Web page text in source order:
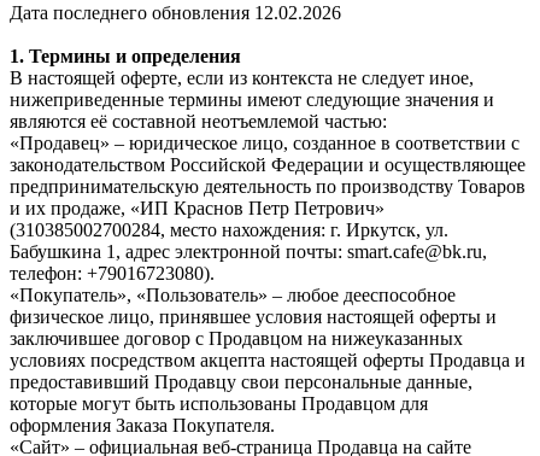
Дата последнего обновления 12.02.2026
1. Термины и определения
В настоящей оферте, если из контекста не следует иное,
нижеприведенные термины имеют следующие значения и
являются её составной неотъемлемой частью:
«Продавец» – юридическое лицо, созданное в соответствии с
законодательством Российской Федерации и осуществляющее
предпринимательскую деятельность по производству Товаров
и их продаже, «ИП Краснов Петр Петрович»
(310385002700284, место нахождения: г. Иркутск, ул.
Бабушкина 1, адрес электронной почты: smart.cafe@bk.ru,
телефон: +79016723080).
«Покупатель», «Пользователь» – любое дееспособное
физическое лицо, принявшее условия настоящей оферты и
заключившее договор с Продавцом на нижеуказанных
условиях посредством акцепта настоящей оферты Продавца и
предоставивший Продавцу свои персональные данные,
которые могут быть использованы Продавцом для
оформления Заказа Покупателя.
«Сайт» – официальная веб-страница Продавца на сайте